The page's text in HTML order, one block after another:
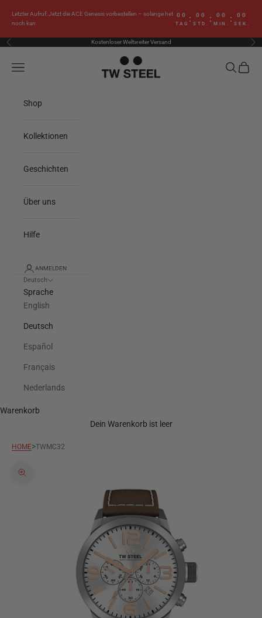
Letzter Aufruf: Jetzt die ACE Genesis vorbestellen – solange het
noch kan
00
TAG
: 00
STD.
: 00
MIN.
: 00
SEK.
Zurück Kostenloser Weltweiter Versand Vor
TW Steel
Menü Suchen
Shop
Kollektionen
Geschichten
Über uns
Hilfe
ANMELDEN
Deutsch
Sprache
English
Deutsch
Español
Français
Nederlands
Warenkorb
Dein Warenkorb ist leer
HOME>TWMC32
Bild vergrößern